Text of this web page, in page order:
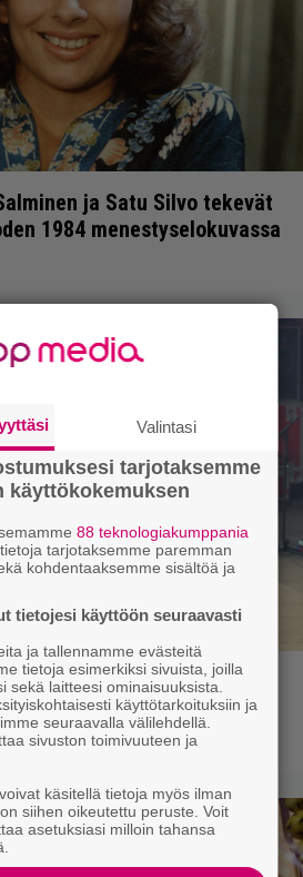
ja Satu Silvo tekevät
1984 menestyselokuvassa
konsertti esitetään
Valintasi
tarjotaksemme
käyttökokemuksen
88 teknologiakumppania
tarjotaksemme paremman
kohdentaaksemme sisältöä ja
tietojesi käyttöön seuraavasti
ja tallennamme evästeitä
tietoja esimerkiksi sivuista, joilla
sekä laitteesi ominaisuuksista.
käyttötarkoituksiin ja
seuraavalla välilehdellä.
sivuston toimivuuteen ja
käsitellä tietoja myös ilman
siihen oikeutettu peruste. Voit
asetuksiasi milloin tahansa